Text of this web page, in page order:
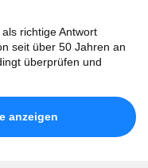
richtige Antwort
seit über 50 Jahren an
überprüfen und
anzeigen